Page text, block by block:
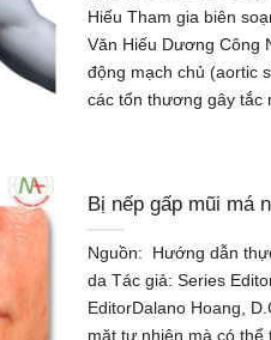
Hiếu Tham gia biên
Văn Hiếu Dương Công
động mạch chủ (aortic
các tổn thương gây tắc
Bị nếp gấp mũi má
Nguồn: Hướng dẫn
da Tác giả: Series
EditorDalano Hoang,
mặt tự nhiên mà có